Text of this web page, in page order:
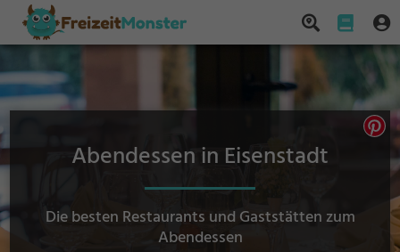
Abendessen in Eisenstadt
Die besten Restaurants und Gaststätten zum
Abendessen